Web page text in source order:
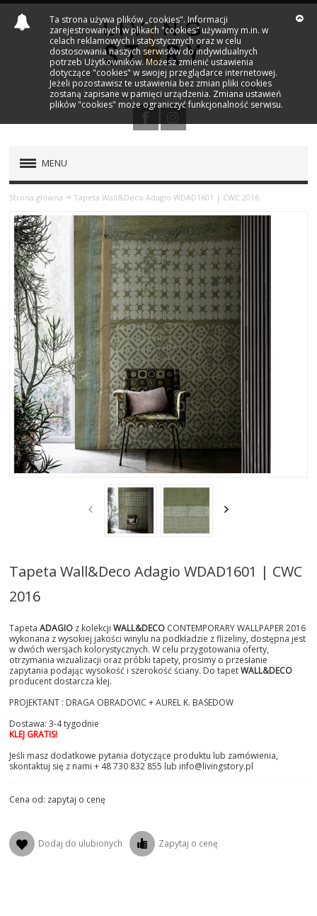
MENU
PRODUKTY
NOWOŚCI
MARKI
OUTLET
AKTUALNOSCI
STREFA-PROJEKTANTA
REALIZACJE
INSPIRACJE
KONTAKT
Strona główna Tapeta Wall&Deco Adagio WDAD1601 | CWC 2016
Tapeta Wall&Deco Adagio WDAD1601 | CWC
2016
TapetaADAGIO z kolekcjiWALL&DECO CONTEMPORARY WALLPAPER 2016
wykonana z wysokiej jakości winylu na podkładzie z flizeliny, dostępna jest
w dwóch wersjach kolorystycznych. W celu przygotowania oferty,
otrzymania wizualizacji oraz próbki tapety, prosimy o przesłanie
zapytania podając wysokość i szerokość ściany. Do tapetWALL&DECO
producent dostarcza klej.
PROJEKTANT : DRAGA OBRADOVIC + AUREL K. BASEDOW
Dostawa: 3-4 tygodnie
KLEJ GRATIS!
Jeśli masz dodatkowe pytania dotyczące produktu lub zamówienia,
skontaktuj się z nami + 48 730 832 855 lub info@livingstory.pl
Cena od: zapytaj o cenę
Dodaj do ulubionych Zapytaj o cenę
Ta strona używa plików „cookies". Informacji
zarejestrowanych w plikach "cookies" używamy m.in. w
celach reklamowych i statystycznych oraz w celu
dostosowania naszych serwisów do indywidualnych
potrzeb Użytkowników. Możesz zmienić ustawienia
dotyczące "cookies" w swojej przeglądarce internetowej.
Jeżeli pozostawisz te ustawienia bez zmian pliki cookies
zostaną zapisane w pamięci urządzenia. Zmiana ustawień
plików "cookies" może ograniczyć funkcjonalność serwisu.